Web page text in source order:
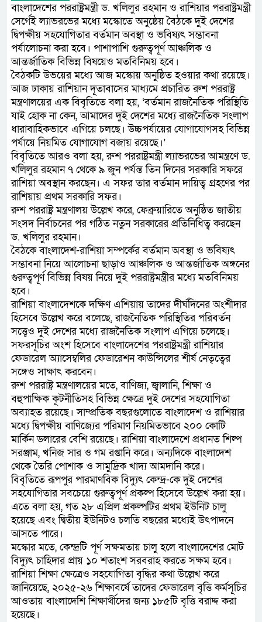
নিরপেক্ষ ও বিশ্বাসযোগ্য : প্রধানমন্ত্রী
বাগেরহাট মেডিকেল
বাংলাদেশের পররাষ্ট্রমন্ত্রী ড. খলিলুর রহমান ও রাশিয়ার পররাষ্ট্রমন্ত্রী
সের্গেই ল্যাভরভের মধ্যে মস্কোতে অনুষ্ঠেয় বৈঠকে দুই দেশের
দ্বিপক্ষীয় সহযোগিতার বর্তমান অবস্থা ও ভবিষ্যৎ সম্ভাবনা
পর্যালোচনা করা হবে। পাশাপাশি গুরুত্বপূর্ণ আঞ্চলিক ও
আন্তর্জাতিক বিভিন্ন বিষয়েও মতবিনিময় হবে।
বৈঠকটি উভয়ের মধ্যে আজ মস্কোয় অনুষ্ঠিত হওয়ার কথা রয়েছে।
আজ ঢাকায় রাশিয়ান দূতাবাসের মাধ্যমে প্রচারিত রুশ পররাষ্ট্র
মন্ত্রণালয়ের এক বিবৃতিতে বলা হয়, ‘বর্তমান রাজনৈতিক পরিস্থিতি
যাই হোক না কেন, আমাদের দুই দেশের মধ্যে রাজনৈতিক সংলাপ
ধারাবাহিকভাবে এগিয়ে চলছে। উচ্চপর্যায়ের যোগাযোগসহ বিভিন্ন
পর্যায়ে নিয়মিত যোগাযোগ বজায় রয়েছে।’
বিবৃতিতে আরও বলা হয়, রুশ পররাষ্ট্রমন্ত্রী ল্যাভরভের আমন্ত্রণে ড.
খলিলুর রহমান ৭ থেকে ৯ জুন পর্যন্ত তিন দিনের সরকারি সফরে
রাশিয়া অবস্থান করছেন। এ সফর তার বর্তমান দায়িত্ব গ্রহণের পর
রাশিয়ায় প্রথম সরকারি সফর।
রুশ পররাষ্ট্র মন্ত্রণালয় উল্লেখ করে, ফেব্রুয়ারিতে অনুষ্ঠিত জাতীয়
সংসদ নির্বাচনের পর গঠিত নতুন সরকারের প্রতিনিধিত্ব করছেন
ড. খলিলুর রহমান।
বৈঠকে বাংলাদেশ-রাশিয়া সম্পর্কের বর্তমান অবস্থা ও ভবিষ্যৎ
সম্ভাবনা নিয়ে আলোচনা ছাড়াও আঞ্চলিক ও আন্তর্জাতিক অঙ্গনের
গুরুত্বপূর্ণ বিভিন্ন বিষয় নিয়ে দুই পররাষ্ট্রমন্ত্রীর মধ্যে মতবিনিময়
হবে।
রাশিয়া বাংলাদেশকে দক্ষিণ এশিয়ায় তাদের দীর্ঘদিনের অংশীদার
হিসেবে উল্লেখ করে বলেছে, রাজনৈতিক পরিস্থিতির পরিবর্তন
সত্ত্বেও দুই দেশের মধ্যে রাজনৈতিক সংলাপ এগিয়ে চলেছে।
সফরসূচির অংশ হিসেবে বাংলাদেশের পররাষ্ট্রমন্ত্রী রাশিয়ার
ফেডারেল অ্যাসেম্বলির ফেডারেশন কাউন্সিলের শীর্ষ নেতৃত্বের
সঙ্গেও সাক্ষাৎ করবেন।
রুশ পররাষ্ট্র মন্ত্রণালয়ের মতে, বাণিজ্য, জ্বালানি, শিক্ষা ও
বহুপাক্ষিক কূটনীতিসহ বিভিন্ন ক্ষেত্রে দুই দেশের সহযোগিতা
অব্যাহত রয়েছে। সাম্প্রতিক বছরগুলোতে বাংলাদেশ ও রাশিয়ার
মধ্যে দ্বিপক্ষীয় বাণিজ্যের পরিমাণ নিয়মিতভাবে ২০০ কোটি
মার্কিন ডলারের বেশি রয়েছে। রাশিয়া বাংলাদেশে প্রধানত শিল্প
সরঞ্জাম, খনিজ সার ও গম রপ্তানি করে। অন্যদিকে বাংলাদেশ
থেকে তৈরি পোশাক ও সামুদ্রিক খাদ্য আমদানি করে।
বিবৃতিতে রূপপুর পারমাণবিক বিদ্যুৎ কেন্দ্র-কে দুই দেশের
সহযোগিতার সবচেয়ে গুরুত্বপূর্ণ প্রকল্প হিসেবে উল্লেখ করা হয়।
এতে বলা হয়, গত ২৮ এপ্রিল প্রকল্পটির প্রথম ইউনিট চালু
হয়েছে এবং দ্বিতীয় ইউনিটও চলতি বছরের মধ্যেই উৎপাদনে
আসতে পারে।
মস্কোর মতে, কেন্দ্রটি পূর্ণ সক্ষমতায় চালু হলে বাংলাদেশের মোট
বিদ্যুৎ চাহিদার প্রায় ১০ শতাংশ সরবরাহ করতে সক্ষম হবে।
রাশিয়া শিক্ষা ক্ষেত্রেও সহযোগিতা বৃদ্ধির কথা উল্লেখ করে
জানিয়েছে, ২০২৫-২৬ শিক্ষাবর্ষে তাদের ফেডারেল বৃত্তি কর্মসূচির
আওতায় বাংলাদেশি শিক্ষার্থীদের জন্য ১৮৫টি বৃত্তি বরাদ্দ করা
হয়েছে।